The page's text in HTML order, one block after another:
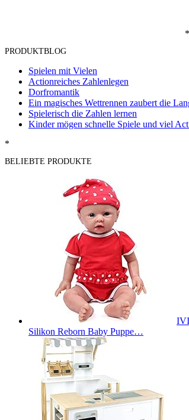
*
PRODUKTBLOG
Spielen mit Vielen
Actionreiches Zahlenlegen
Dorfromantik
Ein magisches Wettrennen zaubert die
Spielerisch die Zahlen lernen
Kinder mögen schnelle Spiele und viel
*
BELIEBTE PRODUKTE
Silikon Reborn Baby Puppe…